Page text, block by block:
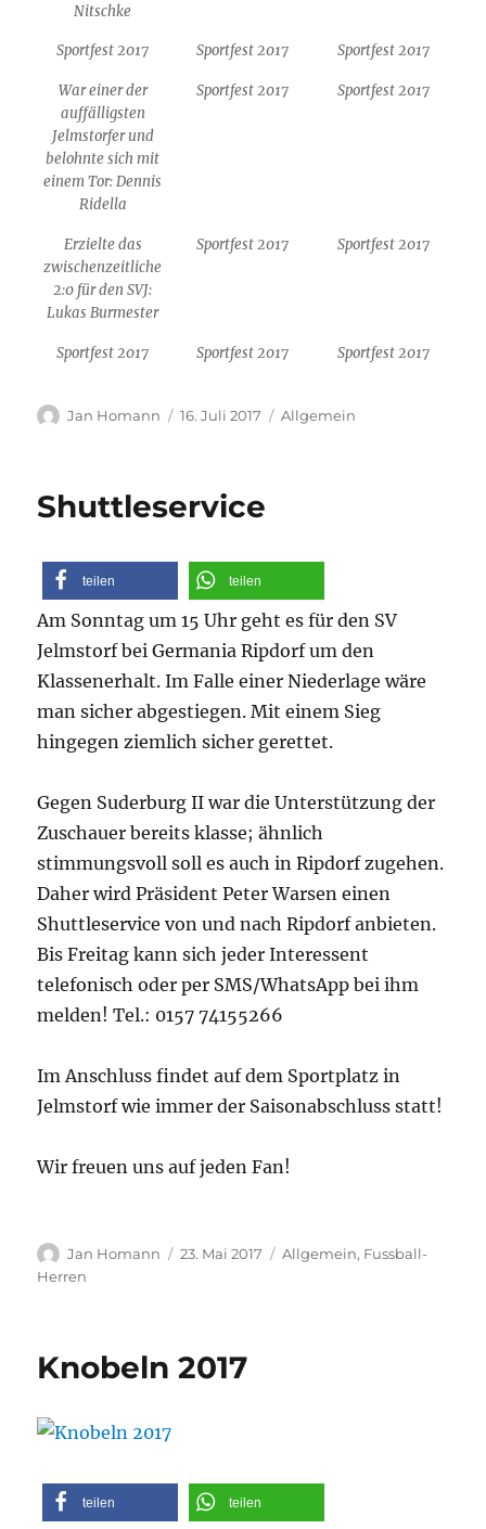
Nitschke
Sportfest 2017 Sportfest 2017 Sportfest 2017
War einer der
auffälligsten
Jelmstorfer und
belohnte sich mit
einem Tor: Dennis
Ridella
Sportfest 2017 Sportfest 2017
Erzielte das
zwischenzeitliche
2:0 für den SVJ:
Lukas Burmester
Sportfest 2017 Sportfest 2017
Sportfest 2017 Sportfest 2017 Sportfest 2017
Autor
Jan Homann
Veröffentlicht
16. Juli 2017 Kategorien
Allgemein
Shuttleservice
teilen teilen
Am Sonntag um 15 Uhr geht es für den SV
Jelmstorf bei Germania Ripdorf um den
Klassenerhalt. Im Falle einer Niederlage wäre
man sicher abgestiegen. Mit einem Sieg
hingegen ziemlich sicher gerettet.
Gegen Suderburg II war die Unterstützung der
Zuschauer bereits klasse; ähnlich
stimmungsvoll soll es auch in Ripdorf zugehen.
Daher wird Präsident Peter Warsen einen
Shuttleservice von und nach Ripdorf anbieten.
Bis Freitag kann sich jeder Interessent
telefonisch oder per SMS/WhatsApp bei ihm
melden! Tel.: 0157 74155266
Im Anschluss findet auf dem Sportplatz in
Jelmstorf wie immer der Saisonabschluss statt!
Wir freuen uns auf jeden Fan!
Autor
Jan Homann
Veröffentlicht
23. Mai 2017 Kategorien
Allgemein, Fussball-
Herren
Knobeln 2017
teilen teilen